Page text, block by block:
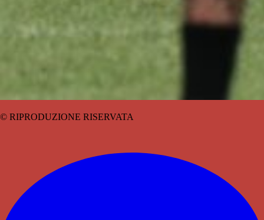
© RIPRODUZIONE RISERVATA